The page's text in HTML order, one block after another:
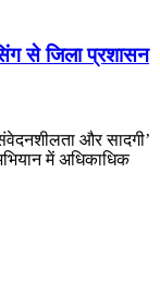
से जिला प्रशासन
और सादगी’
में अधिकाधिक